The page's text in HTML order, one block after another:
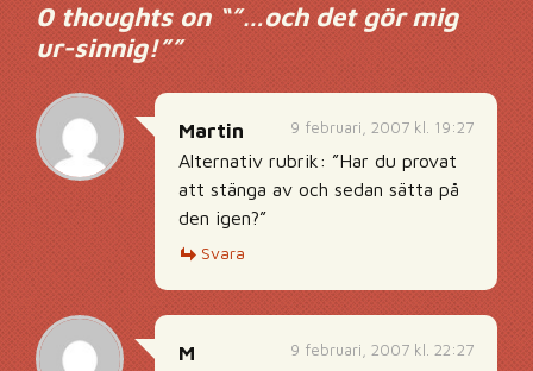
0 thoughts on “”…och det gör mig
ur-sinnig!””
9 februari, 2007 kl. 19:27
Martin
Alternativ rubrik: ”Har du provat
att stänga av och sedan sätta på
den igen?”
Svara
9 februari, 2007 kl. 22:27
M